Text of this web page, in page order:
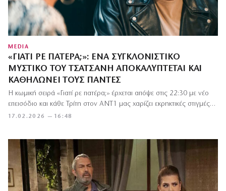
MEDIA
«ΓΙΑΤΊ ΡΕ ΠΑΤΈΡΑ;»: ΈΝΑ ΣΥΓΚΛΟΝΙΣΤΙΚΌ
ΜΥΣΤΙΚΌ ΤΟΥ ΤΣΑΤΣΆΝΗ ΑΠΟΚΑΛΎΠΤΕΤΑΙ ΚΑΙ
ΚΑΘΗΛΏΝΕΙ ΤΟΥΣ ΠΆΝΤΕΣ
17.02.2026 — 16:48
Η κωμική σειρά «Γιατί ρε πατέρα;» έρχεται απόψε στις 22:30 με νέο
επεισόδιο και κάθε Τρίτη στον ΑΝΤ1 μας χαρίζει εκρηκτικές στιγμές…